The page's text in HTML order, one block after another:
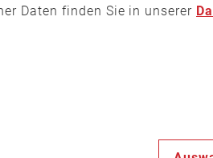
Daten finden Sie in unserer